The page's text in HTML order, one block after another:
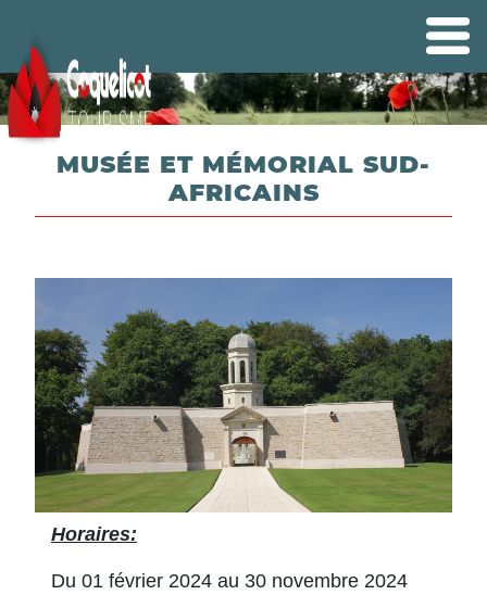
MUSÉE ET MÉMORIAL SUD-
AFRICAINS
Horaires:
Du 01 février 2024 au 30 novembre 2024